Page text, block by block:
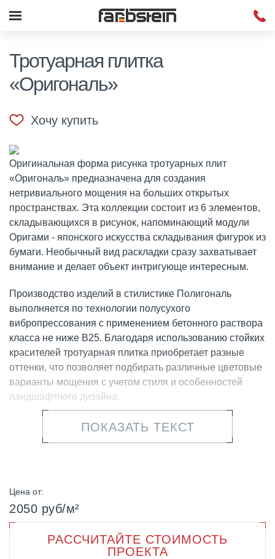
Тротуарная плитка
«Оригональ»
Хочу купить
Оригинальная форма рисунка тротуарных плит
«Оригональ» предназначена для создания
нетривиального мощения на больших открытых
пространствах. Эта коллекции состоит из 6 элементов,
складывающихся в рисунок, напоминающий модули
Оригами - японского искусства складывания фигурок из
бумаги. Необычный вид раскладки сразу захватывает
внимание и делает объект интригующе интересным.
Производство изделий в стилистике Полигональ
выполняется по технологии полусухого
вибропрессования с применением бетонного раствора
класса не ниже В25. Благодаря использованию стойких
красителей тротуарная плитка приобретает разные
оттенки, что позволяет подбирать различные цветовые
варианты мощения с учетом стиля и особенностей
ландшафтного дизайна.
Размеры штампа вибропрессованной плитки
составляют 970х1120 мм, высота – 80 мм. Коллекция
оригами делает ее отличной альтернативой
классическим прямоугольным плитам и помогает
воплощать в жизнь даже самые смелые идеи
архитекторов.
ПОКАЗАТЬ ТЕКСТ
Цена от:
2050 руб/м²
РАССЧИТАЙТЕ СТОИМОСТЬ
ПРОЕКТА